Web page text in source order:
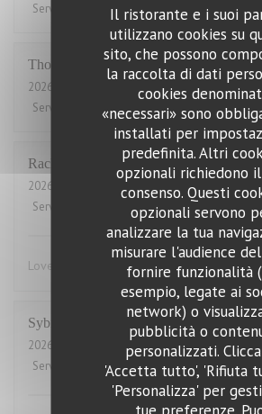
Il ristorante e i suoi
utilizzano cookies su
sito, che possono
la raccolta di dati
cookies
«necessari» sono
installati per
predefinita. Altri
opzionali richiedono
consenso. Questi
opzionali servono
analizzare la tua
misurare l'audience
fornire funzionalità
esempio, legate ai
network) o
pubblicità o
personalizzati.
'Accetta tutto', 'Rifiuta
'Personalizza' per
tue preferenze.
Servizio
Atmosfera:5/5 Cucina:5/5
Thomas
2026-07-31
- 20:00 - Ospiti 2
Servizio
Atmosfera:4/5 Cucina : 4/5
Rachel
2026-07-27
- 18:15 - Ospiti 2
Servizio
Atmosfera: 4/5 Cucina :5/5
Lovely food, friendly and efficient service
Sybille
2026-07-29
- 19:00 - Ospiti 10
Servizio
Atmosfera: 4/5 Cucina:5/5